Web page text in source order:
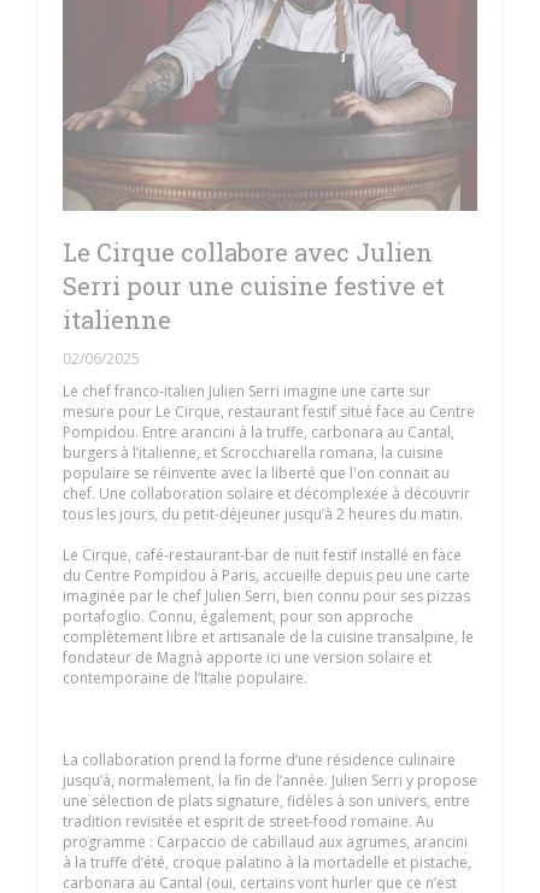
Le Cirque collabore avec Julien
Serri pour une cuisine festive et
italienne
02/06/2025
Le chef franco-italien Julien Serri imagine une carte sur
mesure pour Le Cirque, restaurant festif situé face au Centre
Pompidou. Entre arancini à la truffe, carbonara au Cantal,
burgers à l’italienne, et Scrocchiarella romana, la cuisine
populaire se réinvente avec la liberté que l'on connait au
chef. Une collaboration solaire et décomplexée à découvrir
tous les jours, du petit-déjeuner jusqu’à 2 heures du matin.
Le Cirque, café-restaurant-bar de nuit festif installé en face
du Centre Pompidou à Paris, accueille depuis peu une carte
imaginée par le chef Julien Serri, bien connu pour ses pizzas
portafoglio. Connu, également, pour son approche
complètement libre et artisanale de la cuisine transalpine, le
fondateur de Magnà apporte ici une version solaire et
contemporaine de l’Italie populaire.
La collaboration prend la forme d’une résidence culinaire
jusqu’à, normalement, la fin de l’année. Julien Serri y propose
une sélection de plats signature, fidèles à son univers, entre
tradition revisitée et esprit de street-food romaine. Au
programme : Carpaccio de cabillaud aux agrumes, arancini
à la truffe d’été, croque palatino à la mortadelle et pistache,
carbonara au Cantal (oui, certains vont hurler que ce n’est